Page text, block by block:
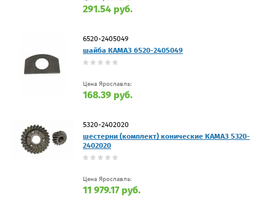
291.54 руб.
6520-2405049
шайба КАМАЗ 6520-2405049
Цена Ярославль:
168.39 руб.
5320-2402020
шестерни (комплект) конические КАМАЗ 5320-
2402020
Цена Ярославль:
11 979.17 руб.